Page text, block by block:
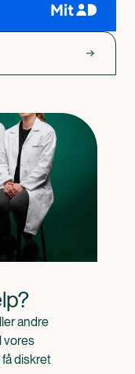
andre
vores
diskret